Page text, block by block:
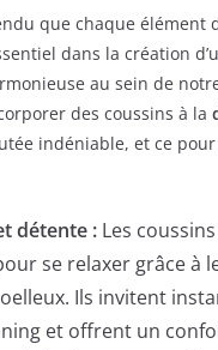
que chaque élément
dans la création
au sein de
des coussins à la
indéniable, et ce
détente : Les
se relaxer grâce à
Ils invitent
et offrent un